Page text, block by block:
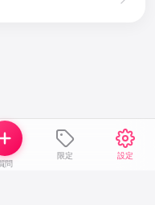
問
限定 設定